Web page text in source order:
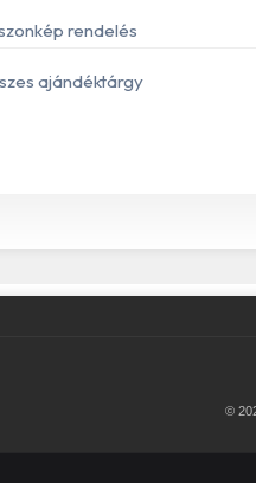
rendelés
ajándéktárgy
©